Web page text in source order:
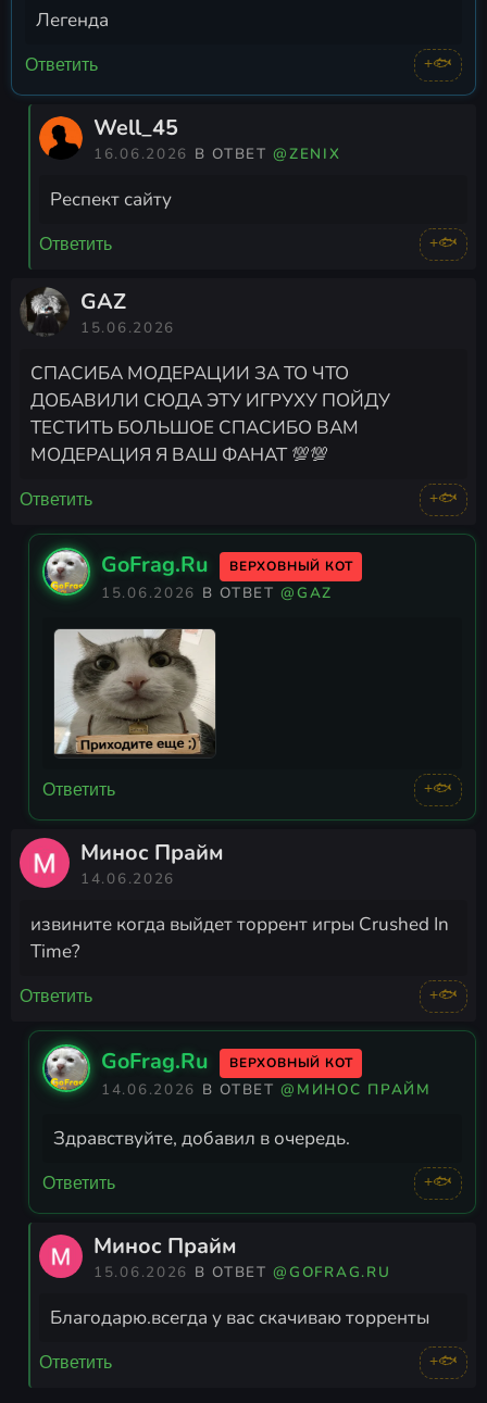
Легенда
Ответить +🐟
Well_45
16.06.2026 В ОТВЕТ@ZENIX
Респект сайту
Ответить +🐟
GAZ
15.06.2026
СПАСИБА МОДЕРАЦИИ ЗА ТО ЧТО
ДОБАВИЛИ СЮДА ЭТУ ИГРУХУ ПОЙДУ
ТЕСТИТЬ БОЛЬШОЕ СПАСИБО ВАМ
МОДЕРАЦИЯ Я ВАШ ФАНАТ 💯💯
Ответить +🐟
GoFrag.Ru ВЕРХОВНЫЙ КОТ
15.06.2026 В ОТВЕТ@GAZ
Ответить +🐟
Минос Прайм
14.06.2026
извините когда выйдет торрент игры Crushed In
Time?
Ответить +🐟
GoFrag.Ru ВЕРХОВНЫЙ КОТ
14.06.2026 В ОТВЕТ@МИНОС ПРАЙМ
Здравствуйте, добавил в очередь.
Ответить +🐟
Минос Прайм
15.06.2026 В ОТВЕТ@GOFRAG.RU
Благодарю.всегда у вас скачиваю торренты
Ответить +🐟